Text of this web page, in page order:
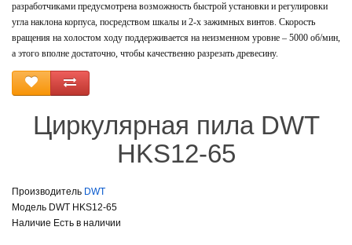
разработчиками предусмотрена возможность быстрой установки и регулировки
угла наклона корпуса, посредством шкалы и 2-х зажимных винтов. Скорость
вращения на холостом ходу поддерживается на неизменном уровне – 5000 об/мин,
а этого вполне достаточно, чтобы качественно разрезать древесину.
Циркулярная пила DWT
HKS12-65
Производитель DWT
Модель DWT HKS12-65
Наличие Есть в наличии